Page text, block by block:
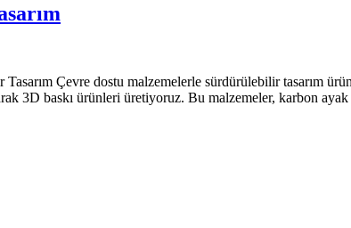
Çevre dostu malzemelerle sürdürülebilir tasarım
3D baskı ürünleri üretiyoruz. Bu malzemeler, karbon